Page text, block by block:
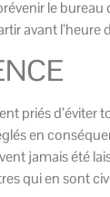
le bureau
avant
priés d’éviter
en
jamais été
qui en sont